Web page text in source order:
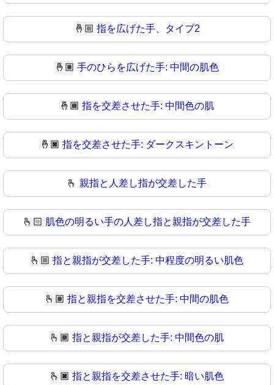
🤞🏼 指を広げた手、タイプ2
🤞🏽 手のひらを広げた手: 中間の肌色
🤞🏾 指を交差させた手: 中間色の肌
🤞🏿 指を交差させた手: ダークスキントーン
🫰 親指と人差し指が交差した手
🫰🏻 肌色の明るい手の人差し指と親指が交差した手
🫰🏼 指と親指が交差した手: 中程度の明るい肌色
🫰🏽 指と親指を交差させた手: 中間の肌色
🫰🏾 指と親指が交差した手: 中間色の肌
🫰🏿 指と親指を交差させた手: 暗い肌色